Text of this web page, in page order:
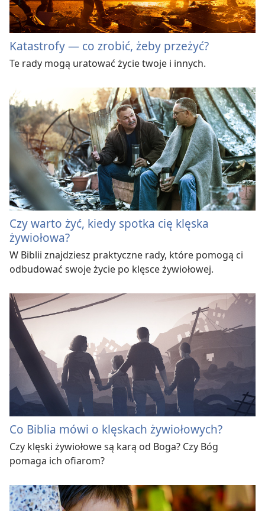
Katastrofy — co zrobić, żeby przeżyć?
Te rady mogą uratować życie twoje i innych.
Czy warto żyć, kiedy spotka cię klęska
żywiołowa?
W Biblii znajdziesz praktyczne rady, które pomogą ci
odbudować swoje życie po klęsce żywiołowej.
Co Biblia mówi o klęskach żywiołowych?
Czy klęski żywiołowe są karą od Boga? Czy Bóg
pomaga ich ofiarom?